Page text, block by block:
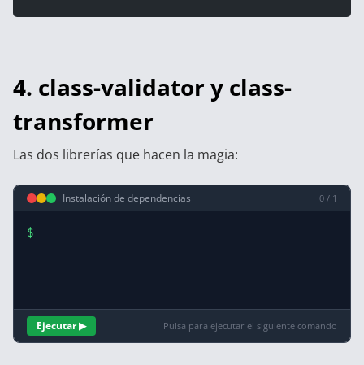
4. class-validator y class-
transformer
Las dos librerías que hacen la magia:
Instalación de dependencias 0 / 1
$
Ejecutar ▶ Pulsa para ejecutar el siguiente comando